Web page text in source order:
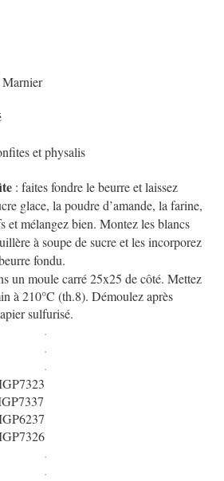
Marnier
et physalis
: faites fondre le beurre et laissez
glace, la poudre d’amande, la farine,
et mélangez bien. Montez les blancs
à soupe de sucre et les incorporez
fondu.
un moule carré 25x25 de côté. Mettez
à 210°C (th.8). Démoulez après
sulfurisé.
.
.
.
.
.